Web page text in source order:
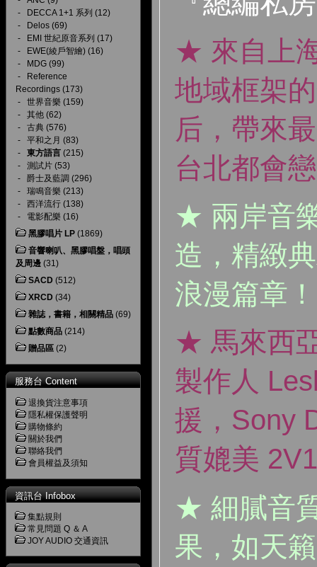
-
DECCA 1+1 系列 (12)
-
Delos (69)
-
EMI 世紀原音系列 (17)
-
EWE(綾戶智繪) (16)
-
MDG (99)
-
Reference
Recordings (173)
- 世界音樂 (159)
- 其他 (62)
- 古典 (576)
- 平和之月 (83)
- 東方語言 (215)
- 測試片 (53)
- 爵士及藍調 (296)
- 瑞鳴音樂 (213)
- 西洋流行 (138)
- 電影配樂 (16)
黑膠唱片 LP (1869)
音響喇叭、黑膠唱盤，唱頭
及周邊 (31)
SACD (512)
XRCD (34)
雜誌，書籍，相關精品 (69)
點數商品 (214)
贈品區 (2)
服務台 Content
退換貨注意事項
隱私權保護聲明
購物條約
關於我們
聯絡我們
會員權益及須知
資訊台 Infobox
集點規則
常見問題 Q ＆ A
JOY AUDIO 交通資訊
★ 來自上
地域框架
后，帶來
台北都會
★ 兩岸音
造，精緻
浪漫篇章！
★ 馬來西
製作人
援，Sony
質媲美
★ 細膩音
果，如天